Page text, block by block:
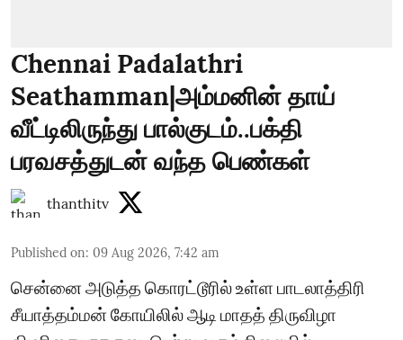
Chennai Padalathri
Seathamman|அம்மனின் தாய்
வீட்டிலிருந்து பால்குடம்..பக்தி
பரவசத்துடன் வந்த பெண்கள்
thanthitv
Published on: 09 Aug 2026, 7:42 am
சென்னை அடுத்த கொரட்டூரில் உள்ள பாடலாத்திரி
சீயாத்தம்மன் கோயிலில் ஆடி மாதத் திருவிழா